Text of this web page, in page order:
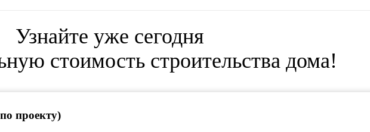
Узнайте уже сегодня
стоимость строительства дома!
проекту)